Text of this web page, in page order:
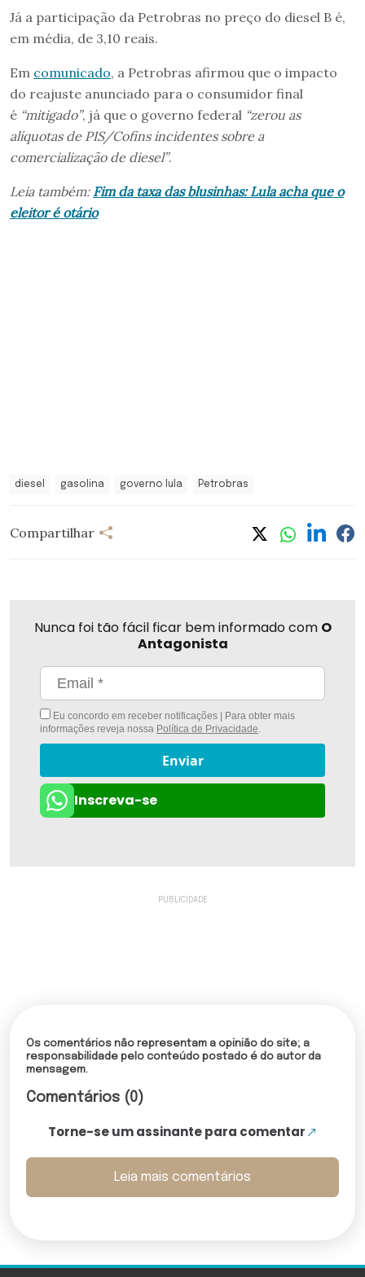
Já a participação da Petrobras no preço do diesel B é,
em média, de 3,10 reais.
Em comunicado, a Petrobras afirmou que o impacto
do reajuste anunciado para o consumidor final
é “mitigado”, já que o governo federal “zerou as
alíquotas de PIS/Cofins incidentes sobre a
comercialização de diesel”.
Leia também: Fim da taxa das blusinhas: Lula acha que o
eleitor é otário
diesel gasolina governo lula Petrobras
Compartilhar
Nunca foi tão fácil ficar bem informado com O
Antagonista
Eu concordo em receber notificações | Para obter mais
informações reveja nossa Política de Privacidade.
Enviar
Inscreva-se
Os comentários não representam a opinião do site; a
responsabilidade pelo conteúdo postado é do autor da
mensagem.
Comentários (0)
Torne-se um assinante para comentar
Leia mais comentários